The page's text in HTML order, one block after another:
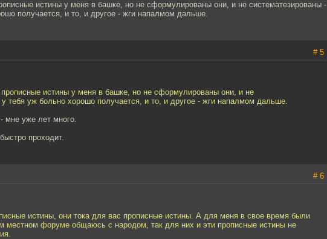
истины у меня в башке, но не сформулированы они, и не систематезированы -
получается, и то, и другое - жги напалмом дальше.
# 5
истины у меня в башке, но не сформулированы они, и не
у тебя уж больно хорошо получается, и то, и другое - жги напалмом дальше.
мне уже лет много.
проходит.
# 6
истины, они тока для вас прописные истины. А для меня в свое время были
местном форуме общаюсь с народом, так для них и эти прописные истины не